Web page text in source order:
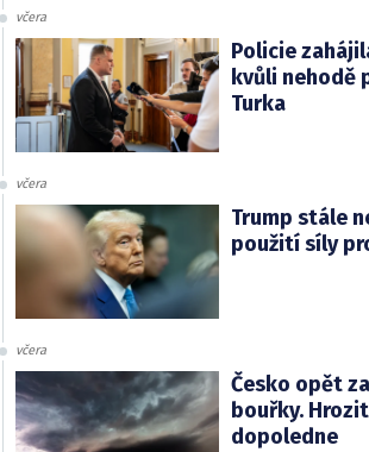
včera
Policie
kvůli nehodě
Turka
včera
Trump stále
použití síly
včera
Česko opět
bouřky.
dopoledne